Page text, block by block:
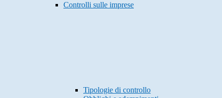
Controlli sulle imprese
Tipologie di controllo